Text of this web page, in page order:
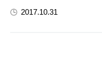
2017.10.31